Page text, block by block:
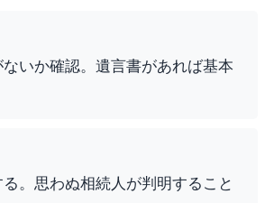
いか確認。遺言書があれば基本
。思わぬ相続人が判明すること